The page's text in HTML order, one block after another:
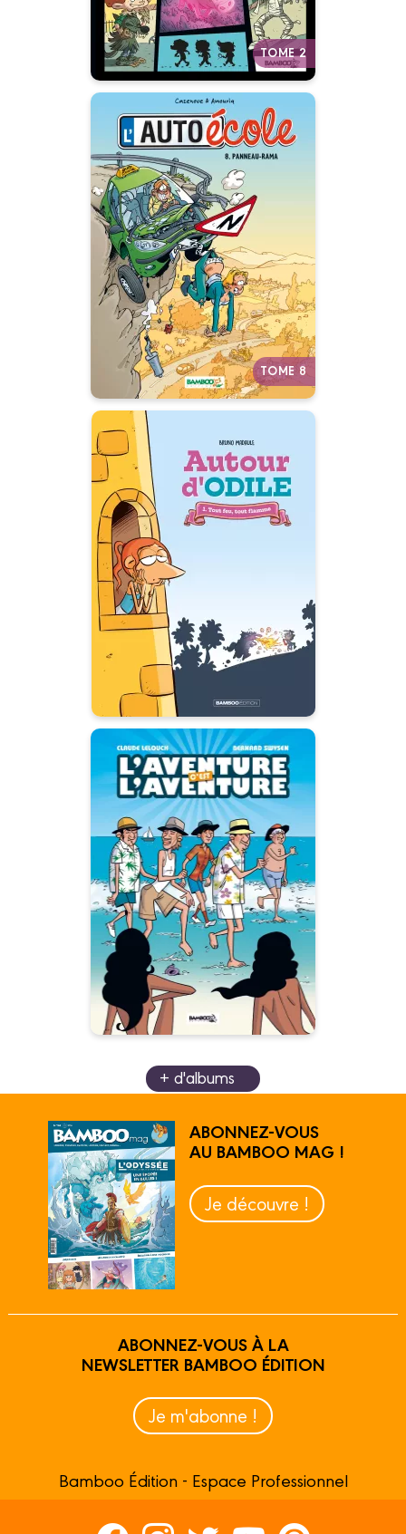
TOME 2
Autres tomes
TOME 8
L'Auto-école
Tome 08
Date de parution :
04/05/2011
Autres tomes
Autour d'Odile
Date de parution :
27/06/2018
Trouver l’amour, c’est difficile,
surtout quand on est surveillée
par un dragon !
L'Aventure, c'est
l'aventure -
Coffret Collector
BD et DVD
Date de parution :
08/09/2010
+ d'albums
ABONNEZ-VOUS
AU BAMBOO MAG !
Je découvre !
ABONNEZ-VOUS À LA
NEWSLETTER BAMBOO ÉDITION
Je m'abonne !
Bamboo Édition - Espace Professionnel